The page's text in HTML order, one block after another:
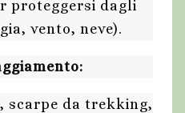
proteggersi dagli
vento, neve).
scarpe da trekking,